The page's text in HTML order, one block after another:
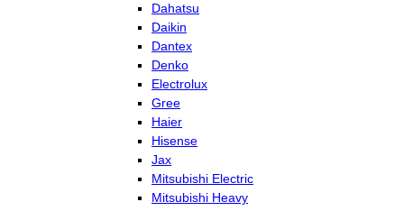
Dahatsu
Daikin
Dantex
Denko
Electrolux
Gree
Haier
Hisense
Jax
Mitsubishi Electric
Mitsubishi Heavy